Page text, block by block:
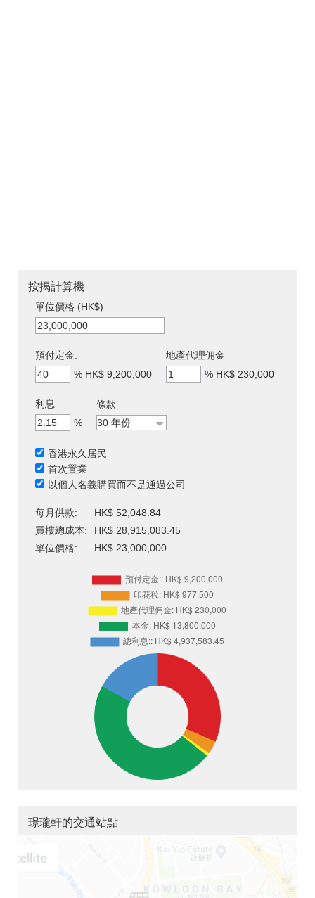
按揭計算機
單位價格 (HK$)
預付定金:
% HK$ 9,200,000
地產代理佣金
% HK$ 230,000
利息
%
條款
香港永久居民
首次置業
以個人名義購買而不是通過公司
每月供款:
HK$ 52,048.84
買樓總成本:
HK$ 28,915,083.45
單位價格:
HK$ 23,000,000
璟瓏軒的交通站點